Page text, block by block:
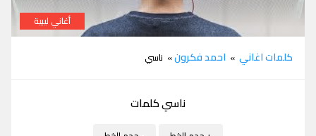
أغاني ليبية
كلمات اغاني » احمد فكرون» ناسي
ناسي كلمات